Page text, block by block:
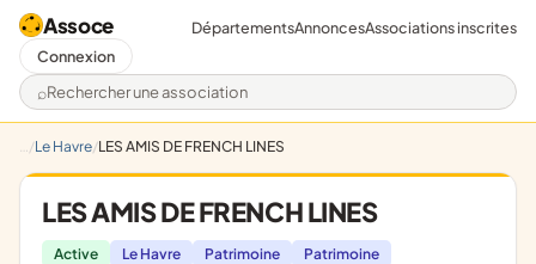
Assoce
Rechercher une association
DépartementsAnnoncesAssociations inscrites
Connexion
Le Havre LES AMIS DE FRENCH LINES
LES AMIS DE FRENCH LINES
Active Le Havre Patrimoine
Patrimoine